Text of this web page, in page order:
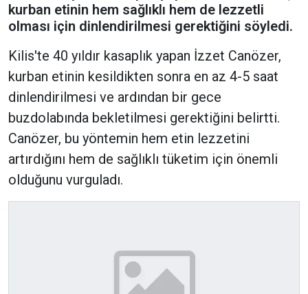
kurban etinin hem sağlıklı hem de lezzetli
olması için dinlendirilmesi gerektiğini söyledi.
Kilis'te 40 yıldır kasaplık yapan İzzet Canözer,
kurban etinin kesildikten sonra en az 4-5 saat
dinlendirilmesi ve ardından bir gece
buzdolabında bekletilmesi gerektiğini belirtti.
Canözer, bu yöntemin hem etin lezzetini
artırdığını hem de sağlıklı tüketim için önemli
olduğunu vurguladı.